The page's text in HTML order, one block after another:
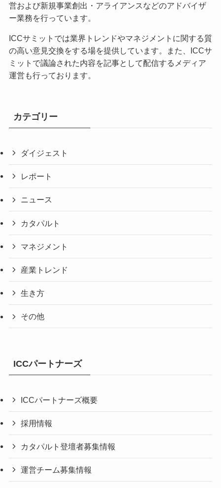
営および新規事業創出・アライアンスなどのアドバイザ
ー業務を行っています。
ICCサミットでは業界トレンドやマネジメントに関する質
の高い意見交換をする場を提供しています。また、ICCサ
ミットで議論された内容を記事として配信するメディア
運営も行っております。
カテゴリー
ダイジェスト
レポート
ニュース
カタパルト
マネジメント
産業トレンド
生き方
その他
ICCパートナーズ
ICCパートナーズ概要
採用情報
カタパルト登壇者募集情報
運営チーム募集情報